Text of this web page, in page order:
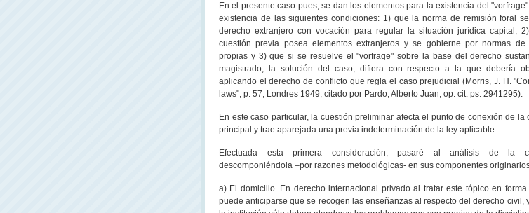
En el presente caso pues, se dan los elementos para la existencia del
existencia de las siguientes condiciones: 1) que la norma de remisión foral
derecho extranjero con vocación para regular la situación jurídica capital;
cuestión previa posea elementos extranjeros y se gobierne por normas de
propias y 3) que si se resuelve el "vorfrage" sobre la base del derecho
magistrado, la solución del caso, difiera con respecto a la que debería
aplicando el derecho de conflicto que regla el caso prejudicial (Morris, J. H.
laws", p. 57, Londres 1949, citado por Pardo, Alberto Juan, op. cit. ps. 2941295).
En este caso particular, la cuestión preliminar afecta el punto de conexión de la
principal y trae aparejada una previa indeterminación de la ley aplicable.
Efectuada esta primera consideración, pasaré al análisis de la
descomponiéndola –por razones metodológicas- en sus componentes
a) El domicilio. En derecho internacional privado al tratar este tópico en forma
puede anticiparse que se recogen las enseñanzas al respecto del derecho civil,